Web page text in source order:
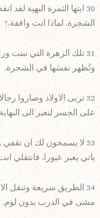
الشجرة، لماذا انت واقفة،؟
31 تلك الزهرة التي نبتت
وتُظهر نفسَها في الشجرة،
32 تربى الاولاد وصاروا
على الجسر لنعبر الى
33 لا يسمحون لك ان
ياتي يعبر عبورا، فانتقلي
34 الطريق سريعة وتنقل
مشى في الدرب بدون لوم.